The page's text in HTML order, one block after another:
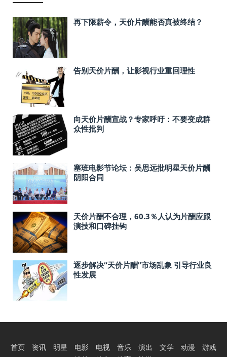
再下限薪令，天价片酬能否真被终结？
告别天价片酬，让影视行业重回理性
向天价片酬宣战？专家呼吁：不要变成群
众性批判
塞班电影节论坛：吴思远批明星天价片酬
阴阳合同
天价片酬不合理，60.3％人认为片酬应跟
演技和口碑挂钩
逐步解决“天价片酬”市场乱象 引导行业良
性发展
首页 资讯 明星 电影 电视 音乐 演出 文学 动漫
游戏